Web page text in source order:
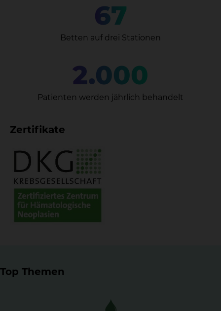
67
Betten auf drei Stationen
2.000
Patienten werden jährlich behandelt
Zertifikate
Top Themen